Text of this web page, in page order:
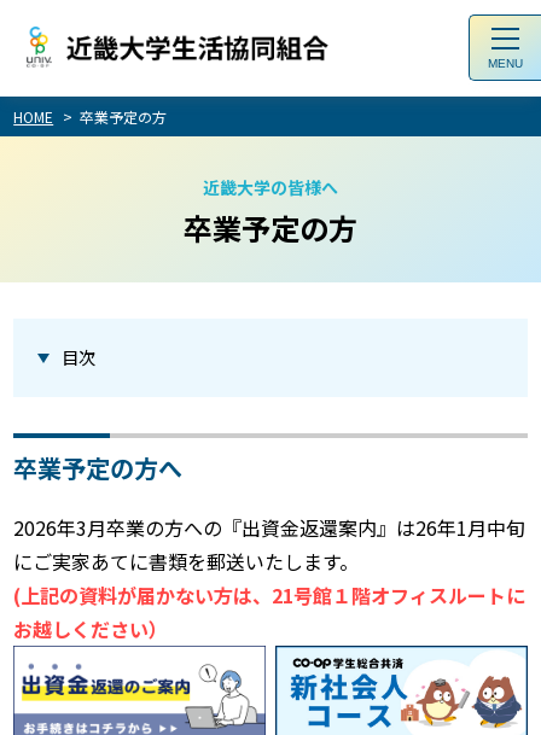
HOME 卒業予定の方
近畿大学の皆様へ
卒業予定の方
目次
卒業予定の方へ
2026年3月卒業の方への『出資金返還案内』は26年1月中旬
にご実家あてに書類を郵送いたします。
(上記の資料が届かない方は、21号館１階オフィスルートに
お越しください）